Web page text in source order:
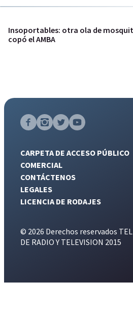
Insoportables: otra ola de
copó el AMBA
CARPETA DE ACCESO PÚBLICO
COMERCIAL
CONTÁCTENOS
LEGALES
LICENCIA DE RODAJES
© 2026 Derechos reservados
DE RADIO Y TELEVISION 2015